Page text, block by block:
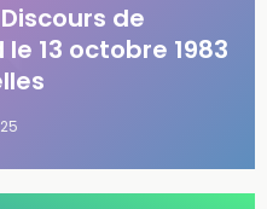
de
13 octobre 1983